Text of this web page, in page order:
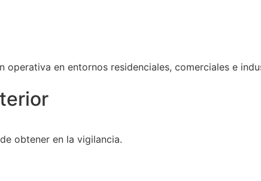
en entornos residenciales, comerciales e
obtener en la vigilancia.